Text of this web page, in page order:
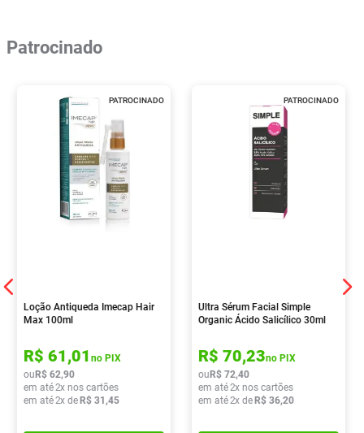
Patrocinado
PATROCINADO
Loção Antiqueda Imecap Hair
Max 100ml
R$ 61,01 no PIX
ou R$ 62,90
em até2x nos cartões
em até2x de R$ 31 ,45
PATROCINADO
Ultra Sérum Facial Simple
Organic Ácido Salicílico 30ml
R$ 70,23no PIX
ou R$ 72,40
em até2x nos cartões
em até2x de R$ 36,20